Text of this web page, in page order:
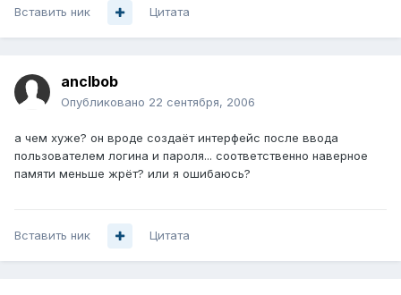
Вставить ник Цитата
anclbob
Опубликовано 22 сентября, 2006
а чем хуже? он вроде создаёт интерфейс после ввода
пользователем логина и пароля... соответственно наверное
памяти меньше жрёт? или я ошибаюсь?
Вставить ник Цитата